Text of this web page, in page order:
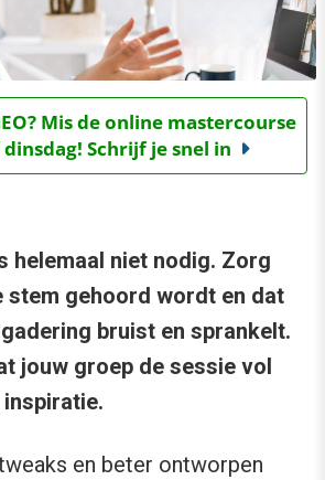
Mis de online mastercourse
Schrijf je snel in
helemaal niet nodig. Zorg
stem gehoord wordt en dat
bruist en sprankelt.
jouw groep de sessie vol
en beter ontworpen